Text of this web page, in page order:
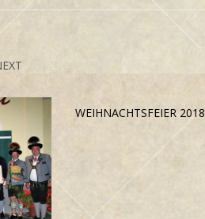
WEIHNACHTSFEIER 2018